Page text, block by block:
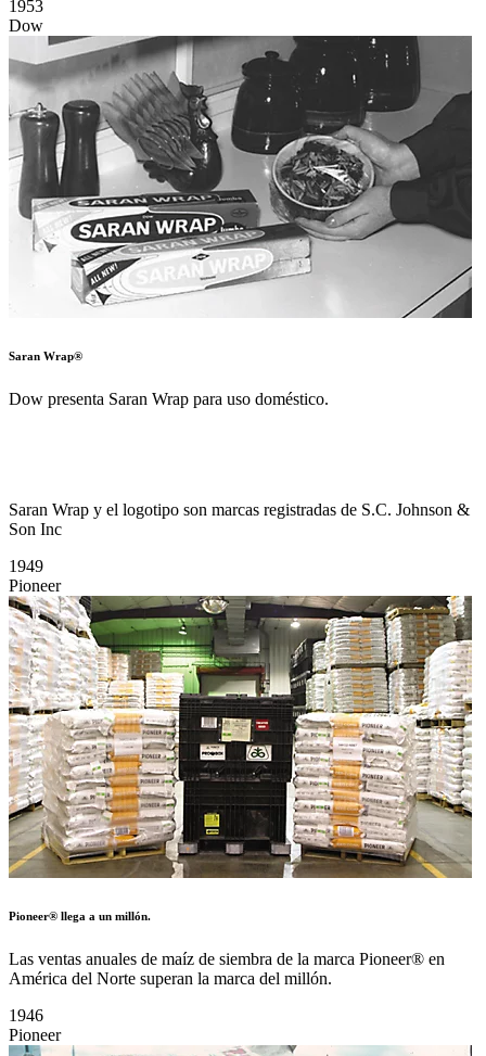
Lycra®
La fibra de elastano de la marca Lycra cubre dos décadas de
investigación para producir una buena fibra elastomérica sintética.
Lycra es una marca registrada de Invista.
Saran Wrap®
Dow presenta Saran Wrap para uso doméstico.
Saran Wrap y el logotipo son marcas registradas de S.C. Johnson &
Son Inc
1949
Pioneer